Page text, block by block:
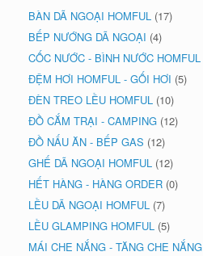
BÀN DÃ NGOẠI HOMFUL (17)
BẾP NƯỚNG DÃ NGOẠI (4)
CỐC NƯỚC - BÌNH NƯỚC HOMFUL
ĐỆM HƠI HOMFUL - GỐI HƠI (5)
ĐÈN TREO LỀU HOMFUL (10)
ĐỒ CẮM TRẠI - CAMPING (12)
ĐỒ NẤU ĂN - BẾP GAS (12)
GHẾ DÃ NGOẠI HOMFUL (12)
HẾT HÀNG - HÀNG ORDER (0)
LỀU DÃ NGOẠI HOMFUL (7)
LỀU GLAMPING HOMFUL (5)
MÁI CHE NẮNG - TĂNG CHE NẮNG